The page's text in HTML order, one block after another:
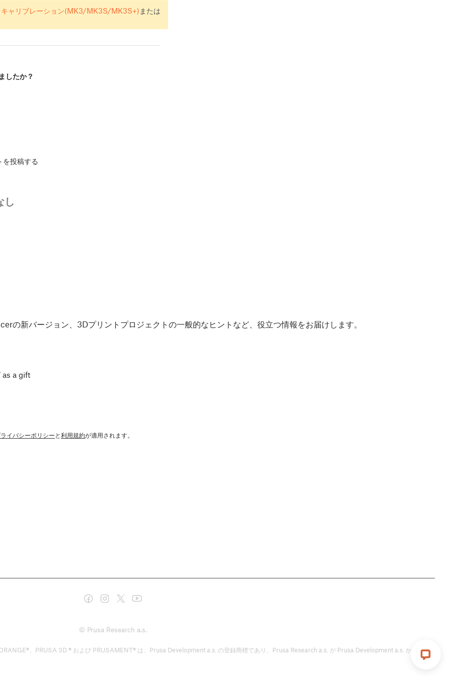
ャリブレーション(MK3/MK3S/MK3S+) または
したか？
を投稿する
し
の新バージョン、3Dプリントプロジェクトの一般的なヒントなど、役立つ情報をお届けします。
as a gift
イバシーポリシーと利用規約が適用されます。
© Prusa Research a.s.
、PRUSA 3D ® および PRUSAMENT® は、Prusa Development a.s. の登録商標であり、Prusa Research a.s. が Prusa Development a.s. からのラ